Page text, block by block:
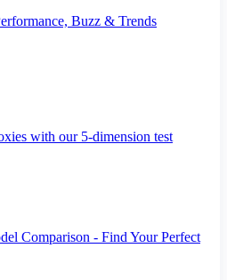
Buzz & Trends
with our 5-dimension test
Comparison - Find Your Perfect